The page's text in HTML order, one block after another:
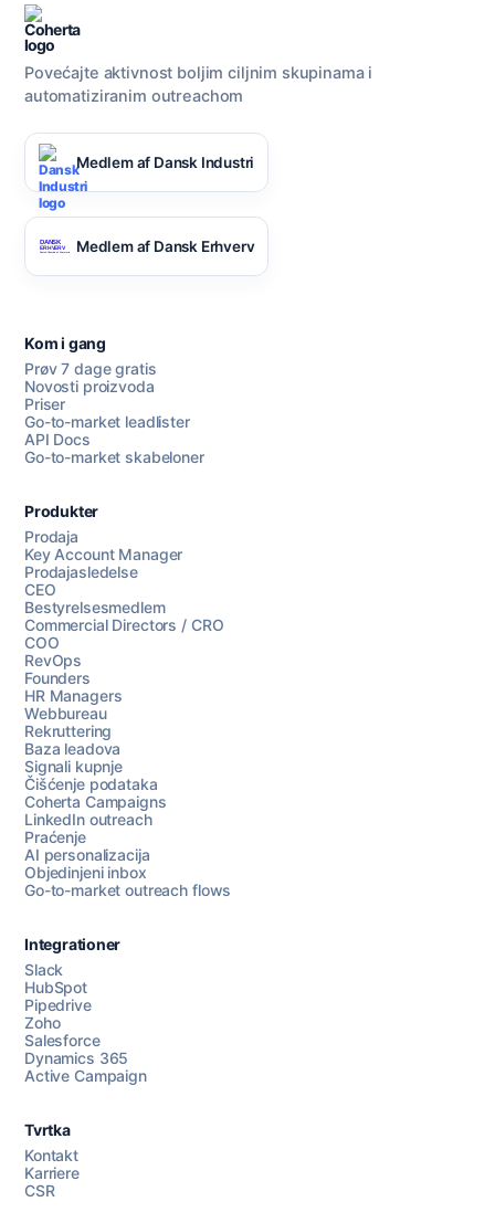
Razgovarajte s nama
Povećajte aktivnost boljim ciljnim skupinama i
automatiziranim outreachom
Medlem af Dansk Industri
Medlem af Dansk Erhverv
Kom i gang
Prøv 7 dage gratis
Novosti proizvoda
Priser
Go-to-market leadlister
API Docs
Go-to-market skabeloner
Produkter
Prodaja
Key Account Manager
Prodajasledelse
CEO
Bestyrelsesmedlem
Commercial Directors / CRO
COO
RevOps
Founders
HR Managers
Webbureau
Rekruttering
Baza leadova
Signali kupnje
Čišćenje podataka
Coherta Campaigns
LinkedIn outreach
Praćenje
AI personalizacija
Objedinjeni inbox
Go-to-market outreach flows
Integrationer
Slack
HubSpot
Pipedrive
Zoho
Salesforce
Dynamics 365
Active Campaign
Tvrtka
Kontakt
Karriere
CSR